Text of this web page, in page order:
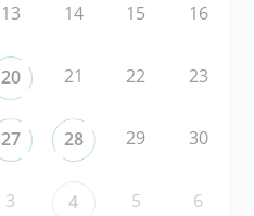
13 14 15 16
20 21 22 23
27 28 29 30
3 4 5 6